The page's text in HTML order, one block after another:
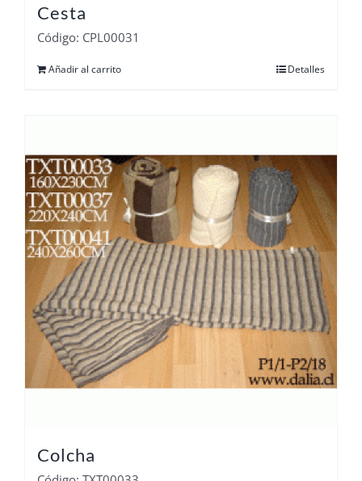
Cesta
Código: CPL00031
Añadir al carrito Detalles
Colcha